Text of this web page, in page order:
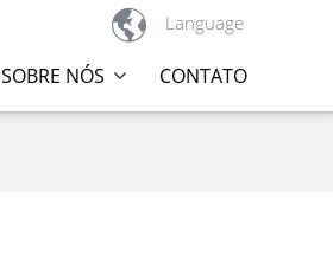
 Language
SOBRE NÓS CONTATO